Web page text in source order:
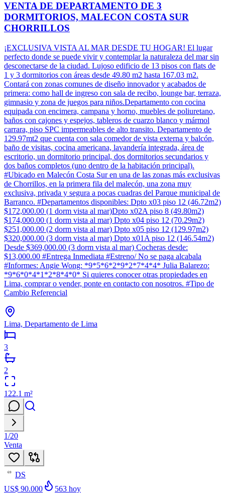
VENTA DE DEPARTAMENTO DE 3
DORMITORIOS, MALECON COSTA SUR
CHORRILLOS
¡EXCLUSIVA VISTA AL MAR DESDE TU HOGAR! El lugar
perfecto donde se puede vivir y contemplar la naturaleza del mar sin
desconectarse de la ciudad. Lujoso edificio de 13 pisos con flats de
1 y 3 dormitorios con áreas desde 49.80 m2 hasta 167.03 m2.
Contará con zonas comunes de diseño innovador y acabados de
primera: como hall de ingreso con sala de recibo, lounge bar, terraza,
gimnasio y zona de juegos para niños.Departamento con cocina
equipada con encimera, campana y horno, muebles de poliuretano,
baños con cajones y espejos, tableros de cuarzo blanco y mármol
carrara, piso SPC impermeables de alto transito. Departamento de
129.97mt2 que cuenta con sala comedor de vista externa y balcón,
baño de visitas, cocina americana, lavandería integrada, área de
escritorio, un dormitorio principal, dos dormitorios secundarios y
dos baños completos (uno dentro de la habitación principal).
#Ubicado en Malecón Costa Sur en una de las zonas más exclusivas
de Chorrillos, en la primera fila del malecón, una zona muy
exclusiva, privada y segura a pocas cuadras del Parque municipal de
Barranco. #Departamentos disponibles: Dpto x03 piso 12 (46.72m2)
$172,000.00 (1 dorm vista al mar)Dpto x02A piso 8 (49.80m2)
$174,000.00 (1 dorm vista al mar) Dpto x04 piso 12 (70.29m2)
$251,000.00 (2 dorm vista al mar) Dpto x05 piso 12 (129.97m2)
$320,000.00 (3 dorm vista al mar) Dpto x01A piso 12 (146.54m2)
Desde $369,000.00 (3 dorm vista al mar) Cocheras desde:
$13,000.00 #Entrega Inmediata #Estreno/ No se paga alcabala
#Informes: Angie Wong: *9*5*6*2*9*2*7*4*4* Julia Balarezo:
*9*6*0*4*1*2*8*4*0* Si quieres conocer otras propiedades en
Lima, comprar o vender, ponte en contacto con nosotros. #Tipo de
Cambio Referencial
Lima, Departamento de Lima
3
2
122.1 m²
1/20
Venta
69
DS
US$ 90.000
563 hoy